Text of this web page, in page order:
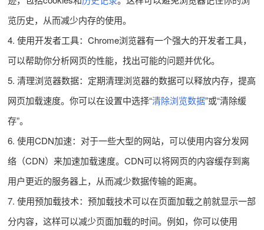
览历史，从而减少内存的使用。
4. 使用开发者工具：Chrome浏览器有一个强大的开发者工具，
可以帮助你分析网页的性能，找出可能的问题并优化。
5. 清理浏览器数据：定期清理浏览器的数据可以释放内存，提高
网页加载速度。你可以在设置中选择“清除浏览数据”或“清除缓
存”。
6. 使用CDN加速：对于一些大型的网站，可以使用内容分发网
络（CDN）来加速加载速度。CDN可以将网页的内容缓存到离
用户更近的服务器上，从而减少数据传输的距离。
7. 使用预加载技术：预加载技术可以在页面加载之前就显示一部
分内容，这样可以减少页面加载的时间。例如，你可以使用